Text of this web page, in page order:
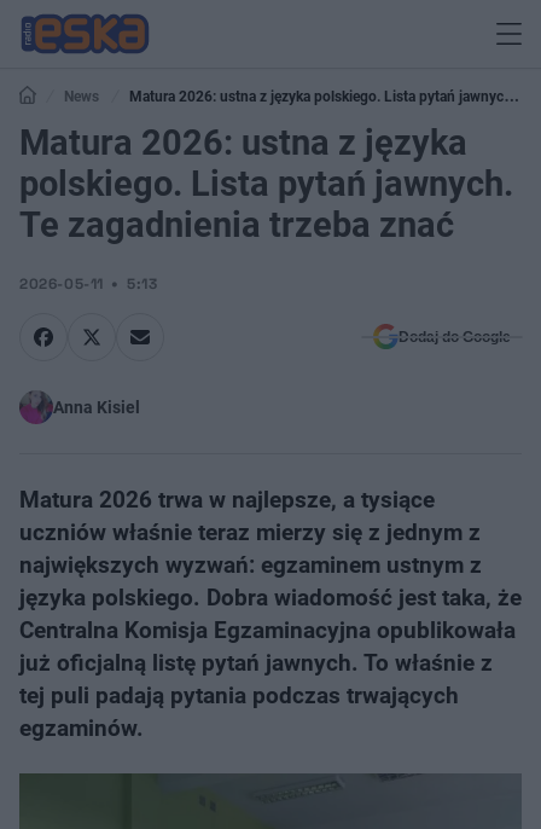
News
Matura 2026: ustna z języka polskiego. Lista pytań jawnych. Te
zagadnienia trzeba znać
Matura 2026: ustna z języka
polskiego. Lista pytań jawnych.
Te zagadnienia trzeba znać
2026-05-11 5:13
Dodaj do Google
Anna Kisiel
Matura 2026 trwa w najlepsze, a tysiące
uczniów właśnie teraz mierzy się z jednym z
największych wyzwań: egzaminem ustnym z
języka polskiego. Dobra wiadomość jest taka, że
Centralna Komisja Egzaminacyjna opublikowała
już oficjalną listę pytań jawnych. To właśnie z
tej puli padają pytania podczas trwających
egzaminów.